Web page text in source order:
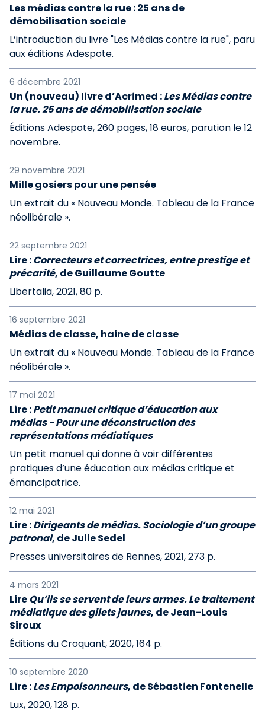
Les médias contre la rue : 25 ans de
démobilisation sociale
L’introduction du livre "Les Médias contre la rue", paru
aux éditions Adespote.
6 décembre 2021
Un (nouveau) livre d’Acrimed :Les Médias contre
la rue. 25 ans de démobilisation sociale
Éditions Adespote, 260 pages, 18 euros, parution le 12
novembre.
29 novembre 2021
Mille gosiers pour une pensée
Un extrait du « Nouveau Monde. Tableau de la France
néolibérale ».
22 septembre 2021
Lire :Correcteurs et correctrices, entre prestige et
précarité, de Guillaume Goutte
Libertalia, 2021, 80 p.
16 septembre 2021
Médias de classe, haine de classe
Un extrait du « Nouveau Monde. Tableau de la France
néolibérale ».
17 mai 2021
Lire :Petit manuel critique d’éducation aux
médias - Pour une déconstruction des
représentations médiatiques
Un petit manuel qui donne à voir différentes
pratiques d’une éducation aux médias critique et
émancipatrice.
12 mai 2021
Lire :Dirigeants de médias. Sociologie d’un groupe
patronal, de Julie Sedel
Presses universitaires de Rennes, 2021, 273 p.
4 mars 2021
LireQu’ils se servent de leurs armes. Le traitement
médiatique des gilets jaunes, de Jean-Louis
Siroux
Éditions du Croquant, 2020, 164 p.
10 septembre 2020
Lire :Les Empoisonneurs, de Sébastien Fontenelle
Lux, 2020, 128 p.